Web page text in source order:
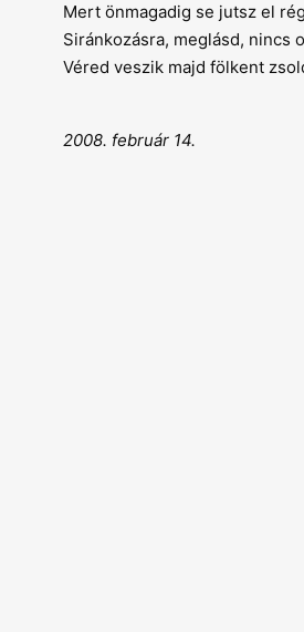
Mert önmagadig se jutsz el
Siránkozásra, meglásd, nincs
Véred veszik majd fölkent
2008. február 14.